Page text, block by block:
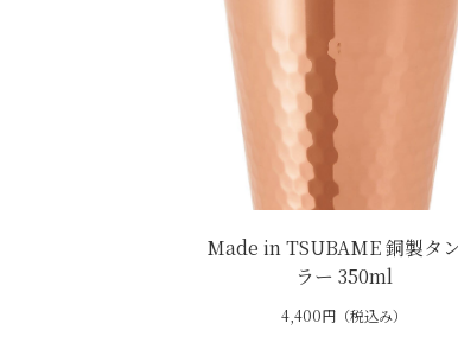
Made in TSUBAME 銅製タ
ラー 350ml
4,400円（税込み）